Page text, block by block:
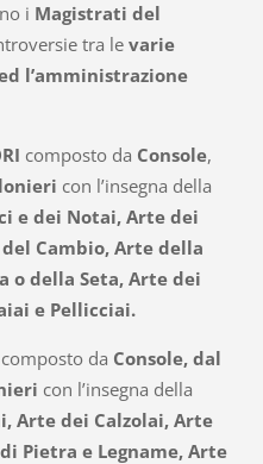
i Magistrati del
tra le varie
l’amministrazione
composto da Console,
con l’insegna della
e dei Notai, Arte dei
Cambio, Arte della
o della Seta, Arte dei
e Pellicciai.
composto da Console, dal
con l’insegna della
Arte dei Calzolai, Arte
Pietra e Legname, Arte